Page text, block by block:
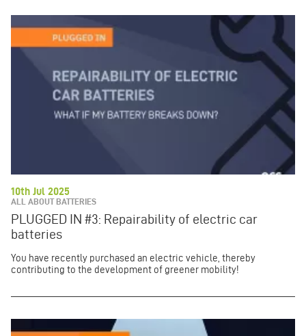
10th Jul 2025
ALL ABOUT BATTERIES
PLUGGED IN #3: Repairability of electric car
batteries
You have recently purchased an electric vehicle, thereby
contributing to the development of greener mobility!